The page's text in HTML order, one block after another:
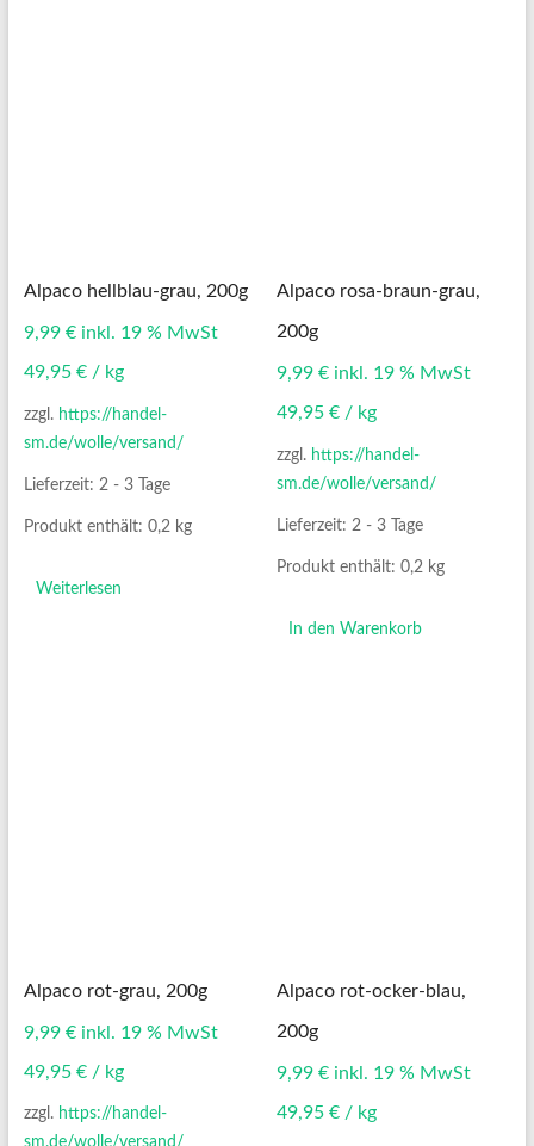
Alpaco hellblau-grau, 200g
9,99 € inkl. 19 % MwSt
49,95 €/ kg
zzgl. https://handel-
sm.de/wolle/versand/
Lieferzeit: 2 - 3 Tage
Produkt enthält: 0,2 kg
Weiterlesen
Alpaco rosa-braun-grau,
200g
9,99€ inkl. 19 % MwSt
49,95€ / kg
zzgl. https://handel-
sm.de/wolle/versand/
Lieferzeit: 2 - 3 Tage
Produkt enthält: 0,2 kg
In den Warenkorb
Alpaco rot-grau, 200g
9,99 € inkl. 19 % MwSt
49,95 €/ kg
zzgl. https://handel-
sm.de/wolle/versand/
Alpaco rot-ocker-blau,
200g
9,99€ inkl. 19 % MwSt
49,95€ / kg